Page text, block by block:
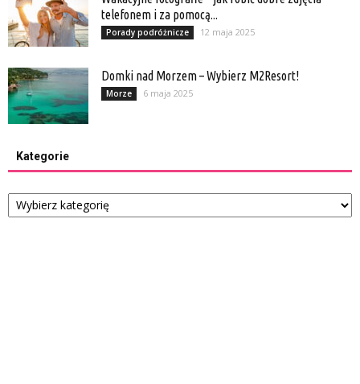
telefonem i za pomocą...
Porady podróżnicze 12 maja 2025
Domki nad Morzem – Wybierz M2Resort!
Morze 6 maja 2025
Kategorie
Kategorie